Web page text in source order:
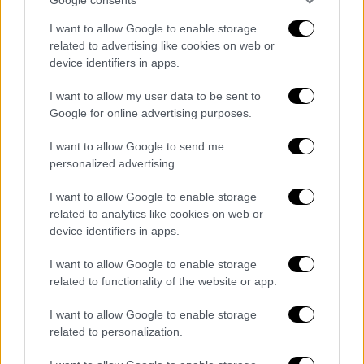
I want to allow Google to enable storage
related to advertising like cookies on web or
device identifiers in apps.
I want to allow my user data to be sent to
Google for online advertising purposes.
I want to allow Google to send me
personalized advertising.
I want to allow Google to enable storage
related to analytics like cookies on web or
device identifiers in apps.
I want to allow Google to enable storage
related to functionality of the website or app.
I want to allow Google to enable storage
related to personalization.
τεστ την 5η ημέρα με δική τους δαπάνη
και χρησιμοποιούν μάσκα υψηλής
αναπνευστικής προστασίας (Ν95 ή ΚΝ95
Οι μη εμβολιασμένοι μαθητές τίθενται
σε καραντίνα και διενεργούν σελφ τεστ
την 5η ημέρα με δική τους δαπάνη
προκειμένου να επιστρέψουν στο
σχολείο. Μετά την 5η ημέρα, εφόσον το
τεστ είναι αρνητικό και επιστρέψουν
στο σχολείο, χρησιμοποιούν μάσκα
ή ΚΝ95 ή FFP2) ή διπλή μάσκα για
τουλάχιστον άλλες 5 ημέρες.
Οι εμβολιασμένοι εκπαιδευτικοί και
μέλη Ε.Ε.Π. – Ε.Β.Π. επιστρέφουν
κανονικά στο σχολείο, διενεργούν